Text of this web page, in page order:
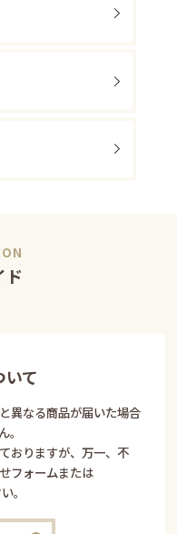
ド
て
異なる商品が届いた場合
おりますが、万一、不
フォームまたは
。